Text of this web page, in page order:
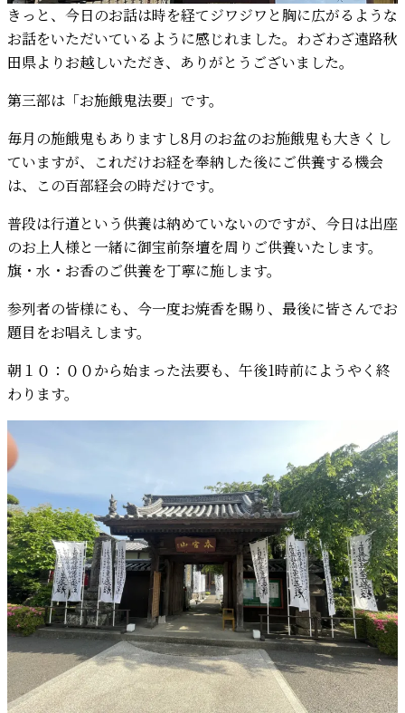
きっと、今日のお話は時を経てジワジワと胸に広がるような
お話をいただいているように感じれました。わざわざ遠路秋
田県よりお越しいただき、ありがとうございました。
第三部は「お施餓鬼法要」です。
毎月の施餓鬼もありますし8月のお盆のお施餓鬼も大きくし
ていますが、これだけお経を奉納した後にご供養する機会
は、この百部経会の時だけです。
普段は行道という供養は納めていないのですが、今日は出座
のお上人様と一緒に御宝前祭壇を周りご供養いたします。
旗・水・お香のご供養を丁寧に施します。
参列者の皆様にも、今一度お焼香を賜り、最後に皆さんでお
題目をお唱えします。
朝１０：００から始まった法要も、午後1時前にようやく終
わります。